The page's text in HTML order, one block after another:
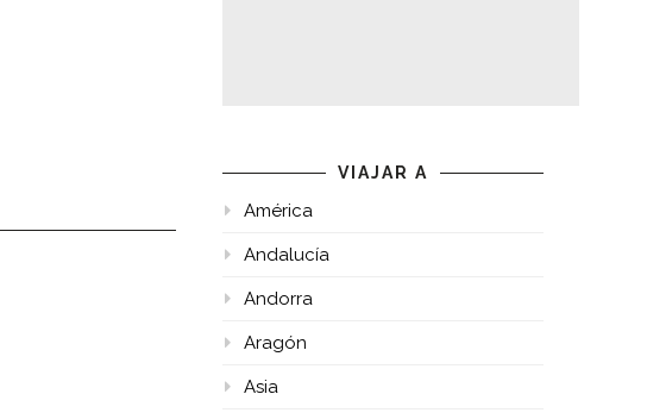
VIAJAR A
América
Andalucía
Andorra
Aragón
Asia